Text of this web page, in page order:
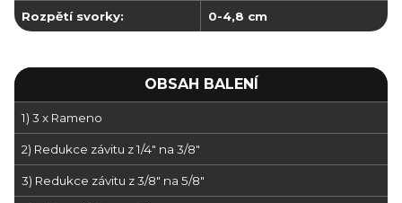
Rozpětí svorky: 0-4,8 cm
OBSAH BALENÍ
1) 3 x Rameno
2) Redukce závitu z 1/4" na 3/8"
3) Redukce závitu z 3/8" na 5/8"